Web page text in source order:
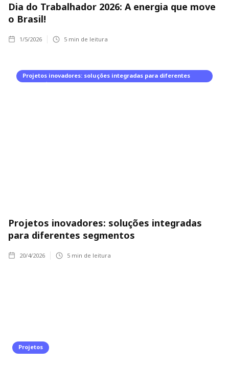
Dia do Trabalhador 2026: A energia que move
o Brasil!
1/5/2026 5 min de leitura
Projetos inovadores: soluções integradas para diferentes
segmentos
Projetos inovadores: soluções integradas
para diferentes segmentos
20/4/2026 5 min de leitura
Projetos